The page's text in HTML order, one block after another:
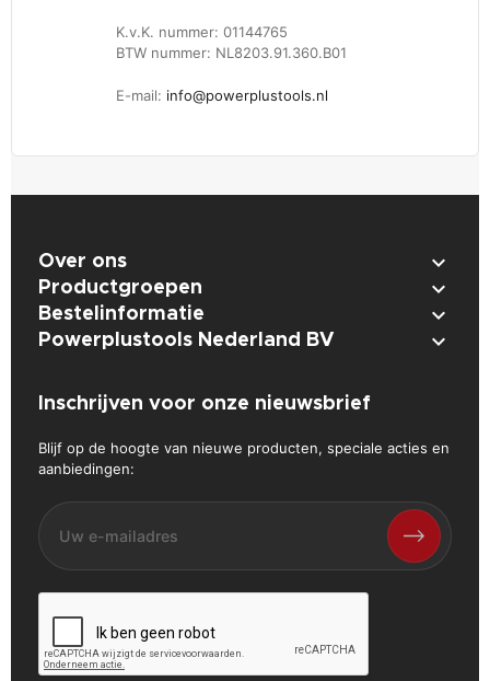
K.v.K. nummer: 01144765
BTW nummer: NL8203.91.360.B01
E-mail: info@powerplustools.nl
Over ons 
Productgroepen 
Bestelinformatie 
Powerplustools Nederland BV 
Inschrijven voor onze nieuwsbrief
Blijf op de hoogte van nieuwe producten, speciale acties en
aanbiedingen: